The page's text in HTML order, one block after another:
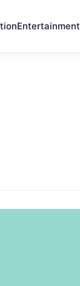
Entertainment